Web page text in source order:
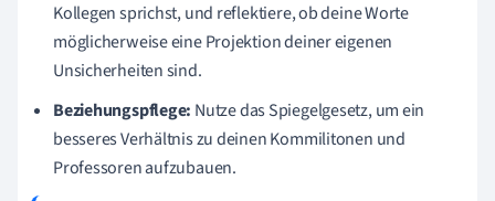
Kollegen sprichst, und reflektiere, ob deine Worte
möglicherweise eine Projektion deiner eigenen
Unsicherheiten sind.
Beziehungspflege: Nutze das Spiegelgesetz, um ein
besseres Verhältnis zu deinen Kommilitonen und
Professoren aufzubauen.